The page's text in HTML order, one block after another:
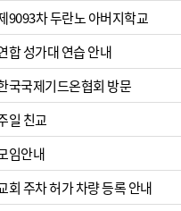
9093차 두란노 아버지학교
합 성가대 연습 안내
국국제기드온협회 방문
일 친교
임안내
회 주차 허가 차량 등록 안내